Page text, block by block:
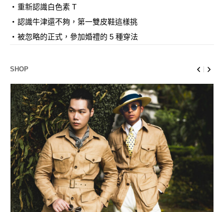
重新認識白色素 T
認識牛津還不夠，第一雙皮鞋這樣挑
被忽略的正式，參加婚禮的 5 種穿法
SHOP